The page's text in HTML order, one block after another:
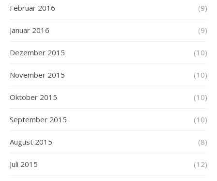
Februar 2016 (9)
Januar 2016 (9)
Dezember 2015 (10)
November 2015 (10)
Oktober 2015 (10)
September 2015 (10)
August 2015 (8)
Juli 2015 (12)